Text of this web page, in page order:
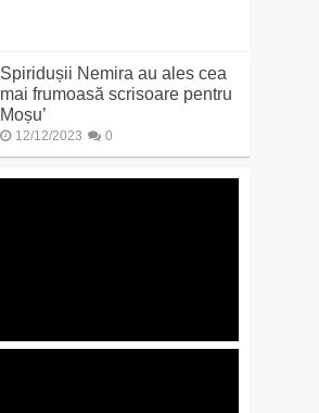
Spiridușii Nemira au ales cea
mai frumoasă scrisoare pentru
Moșu’
12/12/2023 0